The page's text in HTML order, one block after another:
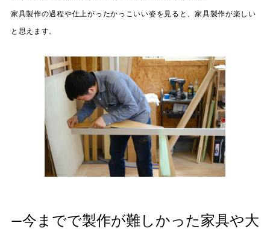
家具製作の過程や仕上がったかっこいい姿を見ると、家具製作が楽しい
と思えます。
—今までで製作が難しかった家具や大